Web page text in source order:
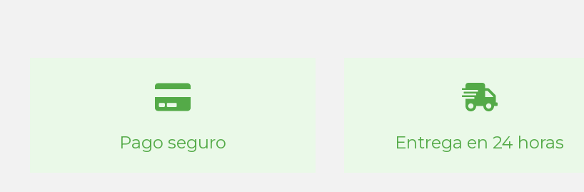
Pago seguro Entrega en 24 horas